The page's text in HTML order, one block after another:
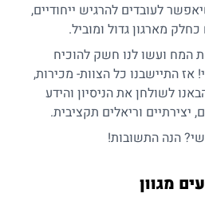
לעובדים להרגיש ייחודיים,
מארגון גדול ומוביל.
המח ועשו לנו חשק להוכיח
התיישבנו כל הצוות- מכירות,
לשולחן את הניסיון והידע
יצירתיים וריאלים תקציבית.
הנה התשובות!
מגוון